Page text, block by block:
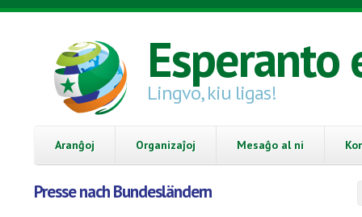
Skip to main content
Esperanto
Lingvo, kiu ligas!
Aranĝoj Organizaĵoj Mesaĝo al ni
Presse nach Bundesländern